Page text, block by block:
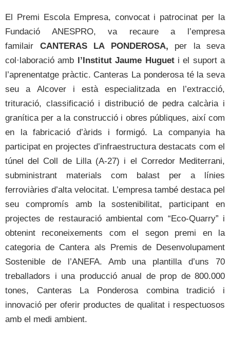
El Premi Escola Empresa, convocat i patrocinat per la
Fundació ANESPRO, va recaure a l’empresa
familair CANTERAS LA PONDEROSA, per la seva
col·laboració amb l’Institut Jaume Hugueti el suport a
l’aprenentatge pràctic. Canteras La ponderosa té la seva
seu a Alcover i està especialitzada en l’extracció,
trituració, classificació i distribució de pedra calcària i
granítica per a la construcció i obres públiques, així com
en la fabricació d’àrids i formigó. La companyia ha
participat en projectes d’infraestructura destacats com el
túnel del Coll de Lilla (A-27) i el Corredor Mediterrani,
subministrant materials com balast per a línies
ferroviàries d’alta velocitat. L’empresa també destaca pel
seu compromís amb la sostenibilitat, participant en
projectes de restauració ambiental com “Eco-Quarry” i
obtenint reconeixements com el segon premi en la
categoria de Cantera als Premis de Desenvolupament
Sostenible de l’ANEFA. Amb una plantilla d’uns 70
treballadors i una producció anual de prop de 800.000
tones, Canteras La Ponderosa combina tradició i
innovació per oferir productes de qualitat i respectuosos
amb el medi ambient.